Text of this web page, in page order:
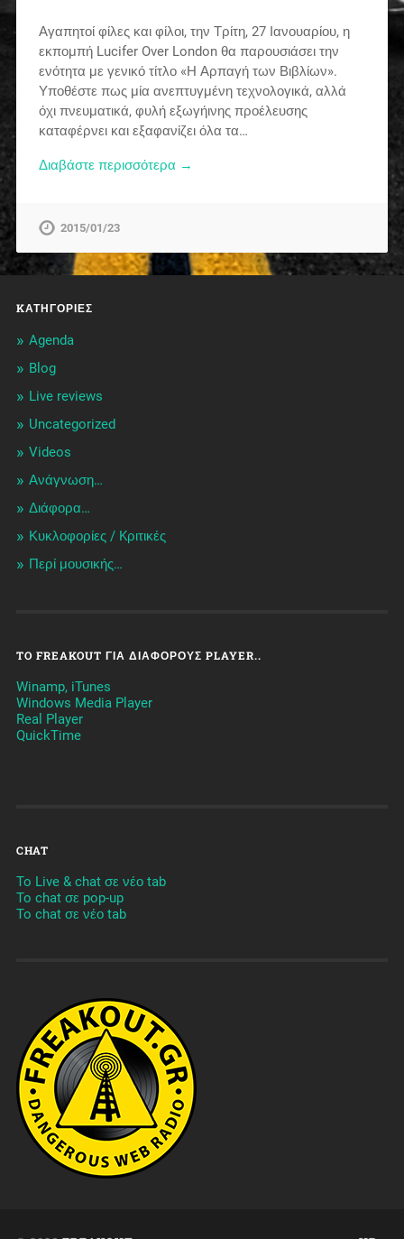
Αγαπητοί φίλες και φίλοι, την Τρίτη, 27 Ιανουαρίου, η
εκπομπή Lucifer Over London θα παρουσιάσει την
ενότητα με γενικό τίτλο «Η Αρπαγή των Βιβλίων».
Υποθέστε πως μία ανεπτυγμένη τεχνολογικά, αλλά
όχι πνευματικά, φυλή εξωγήινης προέλευσης
καταφέρνει και εξαφανίζει όλα τα…
Διαβάστε περισσότερα →
2015/01/23
KΑΤΗΓΟΡΊΕΣ
Agenda
Blog
Live reviews
Uncategorized
Videos
Ανάγνωση…
Διάφορα…
Κυκλοφορίες / Kριτικές
Περί μουσικής…
TO FREAKOUT ΓΙΑ ΔΙΆΦΟΡΟΥΣ PLAYER..
Winamp, iTunes
Windows Media Player
Real Player
QuickTime
CHAT
To Live & chat σε νέο tab
To chat σε pop-up
To chat σε νέο tab